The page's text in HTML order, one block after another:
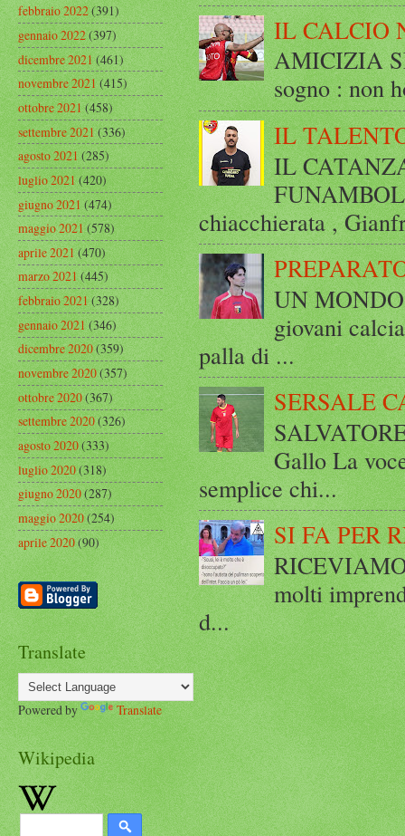
IL CALCIO
AMICIZIA
sogno : non
IL
IL
chiacchierata ,
UN
giovani
palla di ...
SERSALE
Gallo La
semplice chi...
SI FA PER
molti
d...
febbraio 2022(391)
gennaio 2022(397)
dicembre 2021(461)
novembre 2021(415)
ottobre 2021(458)
settembre 2021(336)
agosto 2021(285)
luglio 2021(420)
giugno 2021(474)
maggio 2021(578)
aprile 2021(470)
marzo 2021(445)
febbraio 2021(328)
gennaio 2021(346)
dicembre 2020(359)
novembre 2020(357)
ottobre 2020(367)
settembre 2020(326)
agosto 2020(333)
luglio 2020(318)
giugno 2020(287)
maggio 2020(254)
aprile 2020(90)
Translate
Powered by Translate
Wikipedia